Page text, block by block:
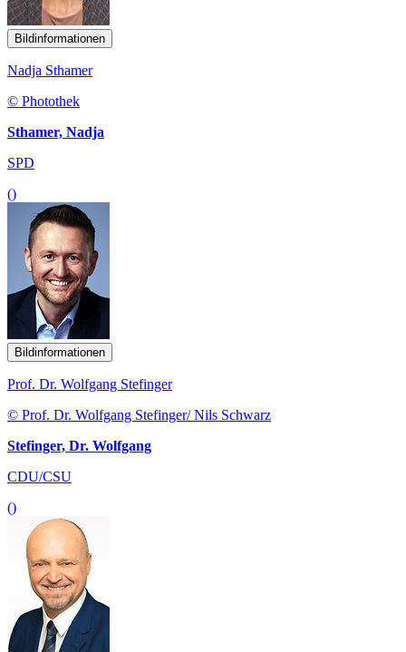
Bildinformationen
Nadja Sthamer
© Photothek
Sthamer, Nadja
SPD
()
Bildinformationen
Prof. Dr. Wolfgang Stefinger
© Prof. Dr. Wolfgang Stefinger/ Nils Schwarz
Stefinger, Dr. Wolfgang
CDU/CSU
()